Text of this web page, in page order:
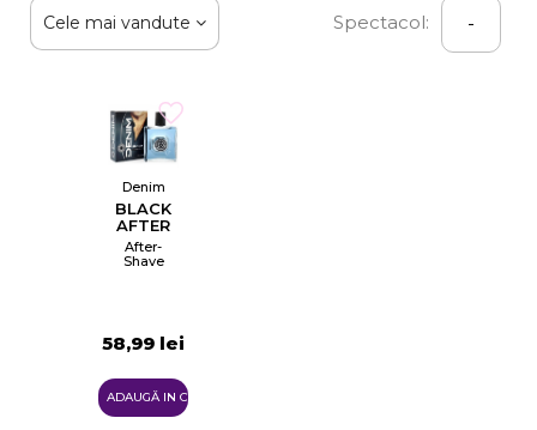
Cele mai vandute Spectacol: -
Denim
BLACK
AFTER
SHAVE
After-
Shave
58,99 lei
ADAUGĂ IN COŞ